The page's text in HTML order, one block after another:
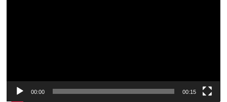
00:00 00:15